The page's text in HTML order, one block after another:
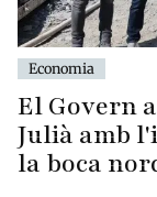
Economia
El Govern
Julià amb
la boca